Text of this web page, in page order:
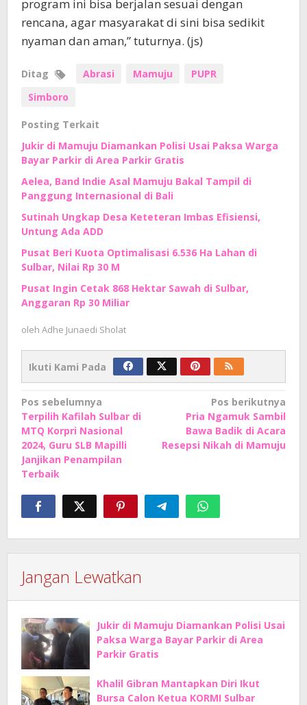
program ini bisa berjalan sesuai dengan
rencana, agar masyarakat di sini bisa sedikit
nyaman dan aman,” tuturnya. (js)
Ditag Abrasi Mamuju
PUPR
Simboro
Posting Terkait
Jukir di Mamuju Diamankan Polisi Usai Paksa Warga
Bayar Parkir di Area Parkir Gratis
Aelea, Band Indie Asal Mamuju Bakal Tampil di
Panggung Internasional di Bali
Sutinah Ungkap Desa Keteteran Imbas Efisiensi,
Untung Ada ADD
Pusat Beri Kuota Optimalisasi 6.536 Ha Lahan di
Sulbar, Nilai Rp 30 M
Pusat Ingin Cetak 868 Hektar Sawah di Sulbar,
Anggaran Rp 30 Miliar
oleh Adhe Junaedi Sholat
Ikuti Kami Pada
Navigasi
pos
Pos sebelumnya
Terpilih Kafilah Sulbar di
MTQ Korpri Nasional
2024, Guru SLB Mapilli
Janjikan Penampilan
Terbaik
Pos berikutnya
Pria Ngamuk Sambil
Bawa Badik di Acara
Resepsi Nikah di Mamuju
Jangan Lewatkan
Jukir di Mamuju Diamankan Polisi Usai
Paksa Warga Bayar Parkir di Area
Parkir Gratis
Khalil Gibran Mantapkan Diri Ikut
Bursa Calon Ketua KORMI Sulbar